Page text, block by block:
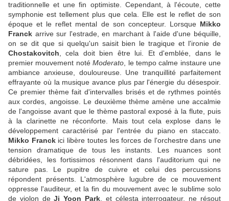
traditionnelle et une fin optimiste. Cependant, à l'écoute, cette
symphonie est tellement plus que cela. Elle est le reflet de son
époque et le reflet mental de son concepteur. Lorsque Mikko
Franck arrive sur l'estrade, en marchant à l'aide d'une béquille,
on se dit que si quelqu'un saisit bien le tragique et l'ironie de
Chostakovitch , cela doit bien être lui. Et d'emblée, dans le
premier mouvement notéModerato , le tempo calme instaure une
ambiance anxieuse, douloureuse. Une tranquillité parfaitement
effrayante où la musique avance plus par l'énergie du désespoir.
Ce premier thème fait d'intervalles brisés et de rythmes pointés
aux cordes, angoisse. Le deuxième thème amène une accalmie
de l'angoisse avant que le thème pastoral exposé à la flute, puis
à la clarinette ne réconforte. Mais tout cela explose dans le
développement caractérisé par l'entrée du piano en staccato.
Mikko Franckici libère toutes les forces de l'orchestre dans une
tension dramatique de tous les instants. Les nuances sont
débridées, les fortissimos résonnent dans l'auditorium qui ne
sature pas. Le pupitre de cuivre et celui des percussions
répondent présents. L'atmosphère lugubre de ce mouvement
oppresse l'auditeur, et la fin du mouvement avec le sublime solo
de violon deJi Yoon Park , et célesta interrogateur, ne résout